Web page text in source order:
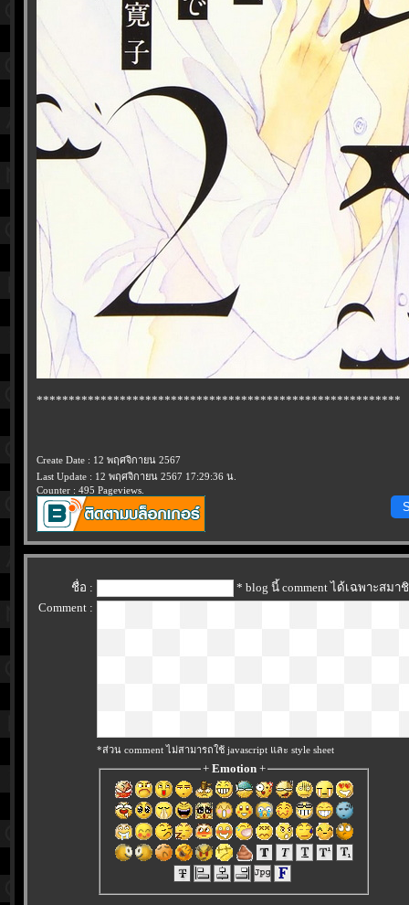
*********************************************************
Create Date : 12 พฤศจิกายน 2567
Last Update : 12 พฤศจิกายน 2567 17:29:36 น.
Counter : 495 Pageviews.
ชื่อ :
* blog นี้ comment ได้เฉพาะสมา
Comment :
*ส่วน comment ไม่สามารถใช้ javascript และ style sheet
+ Emotion+